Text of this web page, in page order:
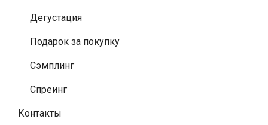
Дегустация
Подарок за покупку
Сэмплинг
Спреинг
Контакты